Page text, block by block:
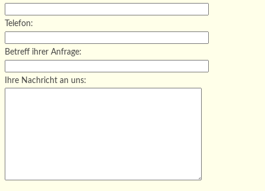
Telefon:
Betreff ihrer Anfrage:
Ihre Nachricht an uns: